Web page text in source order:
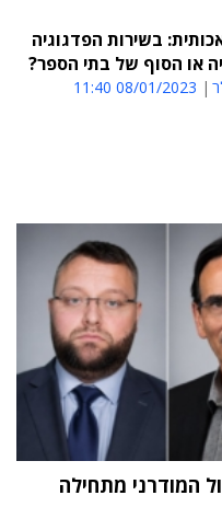
בשירות הפדגוגיה
או הסוף של בתי הספר?
08/01/2023 11:40
המודרני מתחילה